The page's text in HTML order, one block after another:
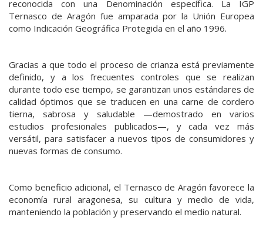
reconocida con una Denominación específica. La IGP
Ternasco de Aragón fue amparada por la Unión Europea
como Indicación Geográfica Protegida en el año 1996.
Gracias a que todo el proceso de crianza está previamente
definido, y a los frecuentes controles que se realizan
durante todo ese tiempo, se garantizan unos estándares de
calidad óptimos que se traducen en una carne de cordero
tierna, sabrosa y saludable —demostrado en varios
estudios profesionales publicados—, y cada vez más
versátil, para satisfacer a nuevos tipos de consumidores y
nuevas formas de consumo.
Como beneficio adicional, el Ternasco de Aragón favorece la
economía rural aragonesa, su cultura y medio de vida,
manteniendo la población y preservando el medio natural.